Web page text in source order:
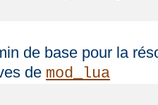
de base pour la
de mod_lua